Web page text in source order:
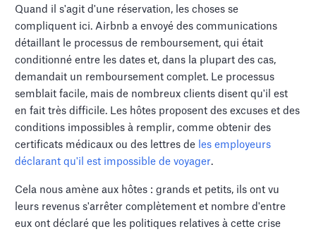
Quand il s'agit d'une réservation, les choses se
compliquent ici. Airbnb a envoyé des communications
détaillant le processus de remboursement, qui était
conditionné entre les dates et, dans la plupart des cas,
demandait un remboursement complet. Le processus
semblait facile, mais de nombreux clients disent qu'il est
en fait très difficile. Les hôtes proposent des excuses et des
conditions impossibles à remplir, comme obtenir des
certificats médicaux ou des lettres de les employeurs
déclarant qu'il est impossible de voyager.
Cela nous amène aux hôtes : grands et petits, ils ont vu
leurs revenus s'arrêter complètement et nombre d'entre
eux ont déclaré que les politiques relatives à cette crise